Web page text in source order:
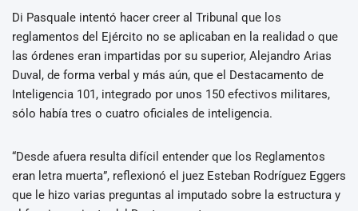
Di Pasquale intentó hacer creer al Tribunal que los
reglamentos del Ejército no se aplicaban en la realidad o que
las órdenes eran impartidas por su superior, Alejandro Arias
Duval, de forma verbal y más aún, que el Destacamento de
Inteligencia 101, integrado por unos 150 efectivos militares,
sólo había tres o cuatro oficiales de inteligencia.
“Desde afuera resulta difícil entender que los Reglamentos
eran letra muerta”, reflexionó el juez Esteban Rodríguez Eggers
que le hizo varias preguntas al imputado sobre la estructura y